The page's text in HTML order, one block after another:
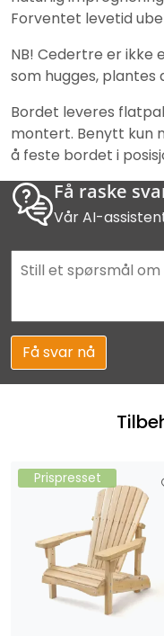
Forventet levetid
NB! Cedertre er
som hugges, plantes
Bordet leveres
montert. Benytt kun
å feste bordet i
Få raske
Vår AI-
Få svar nå
Prispresset